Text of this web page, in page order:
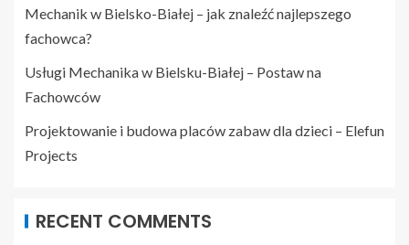
Mechanik w Bielsko-Białej – jak znaleźć najlepszego
fachowca?
Usługi Mechanika w Bielsku-Białej – Postaw na
Fachowców
Projektowanie i budowa placów zabaw dla dzieci – Elefun
Projects
RECENT COMMENTS